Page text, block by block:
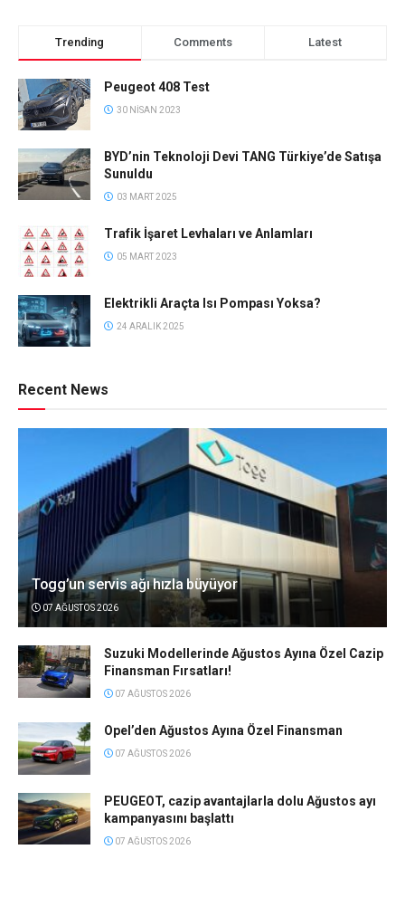
Trending Comments Latest
Peugeot 408 Test
30 NISAN 2023
BYD’nin Teknoloji Devi TANG Türkiye’de Satışa
Sunuldu
03 MART 2025
Trafik İşaret Levhaları ve Anlamları
05 MART 2023
Elektrikli Araçta Isı Pompası Yoksa?
24 ARALIK 2025
Recent News
Togg’un servis ağı hızla büyüyor
07 AĞUSTOS 2026
Suzuki Modellerinde Ağustos Ayına Özel Cazip
Finansman Fırsatları!
07 AĞUSTOS 2026
Opel’den Ağustos Ayına Özel Finansman
07 AĞUSTOS 2026
PEUGEOT, cazip avantajlarla dolu Ağustos ayı
kampanyasını başlattı
07 AĞUSTOS 2026